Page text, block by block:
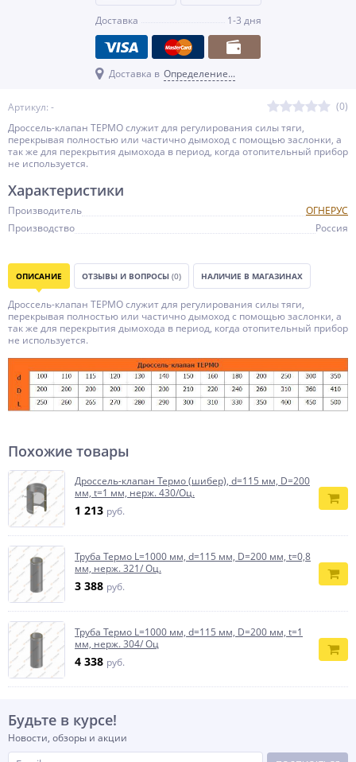
Артикул: -
(0)
Дроссель-клапан ТЕРМО служит для регулирования силы тяги,
перекрывая полностью или частично дымоход с помощью заслонки, а
так же для перекрытия дымохода в период, когда отопительный прибор
не используется.
Доставка 1-3 дня
Доставка в Определение...
Характеристики
Производитель
ОГНЕРУС
Производство
Россия
ОПИСАНИЕ ОТЗЫВЫ И ВОПРОСЫ (0) НАЛИЧИЕ В МАГАЗИНАХ
Дроссель-клапан ТЕРМО служит для регулирования силы тяги,
перекрывая полностью или частично дымоход с помощью заслонки, а
так же для перекрытия дымохода в период, когда отопительный прибор
не используется.
Похожие товары
Дроссель-клапан Термо (шибер), d=115 мм, D=200
мм, t=1 мм, нерж. 430/Оц.
1 213 руб.
Труба Термо L=1000 мм, d=115 мм, D=200 мм, t=0,8
мм, нерж. 321/ Оц.
3 388 руб.
Труба Термо L=1000 мм, d=115 мм, D=200 мм, t=1
мм, нерж. 304/ Оц
4 338 руб.
Будьте в курсе!
Новости, обзоры и акции